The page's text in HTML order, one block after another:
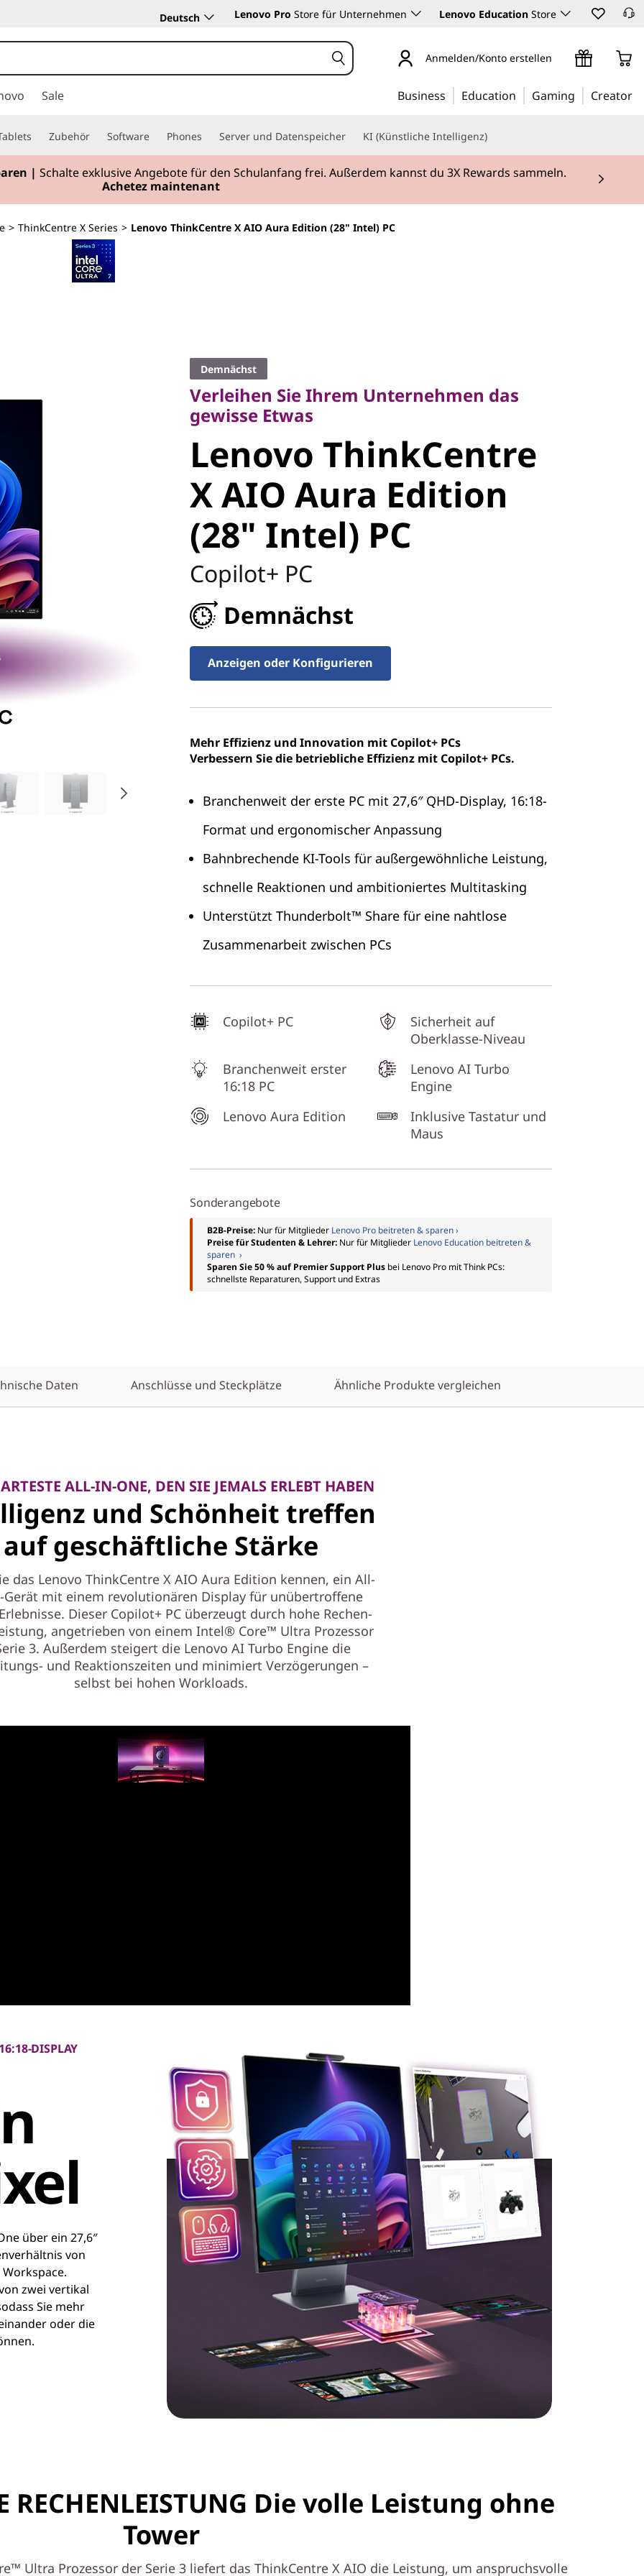
Deutsch Lenovo Pro Store für Unternehmen Lenovo Education Store
Anmelden/Konto erstellen
Sale Business Education Gaming Creator
Zubehör Software Phones Server und Datenspeicher KI (Künstliche Intelligenz)
| Schalte exklusive Angebote für den Schulanfang frei. Außerdem kannst du 3X Rewards sammeln.
Achetez maintenant
> ThinkCentre X Series > Lenovo ThinkCentre X AIO Aura Edition (28" Intel) PC
gewisse Etwas
Lenovo
ThinkCentre X AIO
Aura Edition (28"
Intel) PC
Demnächst
Verleihen Sie Ihrem Unternehmen das
gewisse Etwas
Lenovo ThinkCentre
X AIO Aura Edition
(28" Intel) PC
Copilot+ PC
Demnächst
Anzeigen oder Konfigurieren
Mehr Effizienz und Innovation mit Copilot+ PCs
Verbessern Sie die betriebliche Effizienz mit Copilot+ PCs.
Branchenweit der erste PC mit 27,6″ QHD-Display, 16:18-
Format und ergonomischer Anpassung
Bahnbrechende KI-Tools für außergewöhnliche Leistung,
schnelle Reaktionen und ambitioniertes Multitasking
Unterstützt Thunderbolt™ Share für eine nahtlose
Zusammenarbeit zwischen PCs
Copilot+ PC
Sicherheit auf
Oberklasse-Niveau
Branchenweit erster
16:18 PC
Lenovo AI Turbo
Engine
Lenovo Aura Edition
Inklusive Tastatur und
Maus
Sonderangebote
B2B-Preise: Nur für Mitglieder Lenovo Pro beitreten & sparen ›
Preise für Studenten & Lehrer: Nur für Mitglieder Lenovo Education beitreten &
sparen ›
Sparen Sie 50 % auf Premier Support Plus bei Lenovo Pro mit Think PCs:
schnellste Reparaturen, Support und Extras
Daten Anschlüsse und Steckplätze Ähnliche Produkte vergleichen
ALL-IN-ONE, DEN SIE JEMALS ERLEBT HABEN
und Schönheit treffen
auf geschäftliche Stärke
das Lenovo ThinkCentre X AIO Aura Edition kennen, ein All-
Gerät mit einem revolutionären Display für unübertroffene
Dieser Copilot+ PC überzeugt durch hohe Rechen-
angetrieben von einem Intel® Core™ Ultra Prozessor
3. Außerdem steigert die Lenovo AI Turbo Engine die
und Reaktionszeiten und minimiert Verzögerungen –
selbst bei hohen Workloads.
DISPLAY
über ein 27,6″
von
zwei vertikal
Sie mehr
oder die
RECHENLEISTUNG Die volle Leistung ohne
Tower
Ultra Prozessor der Serie 3 liefert das ThinkCentre X AIO die Leistung, um anspruchsvolle